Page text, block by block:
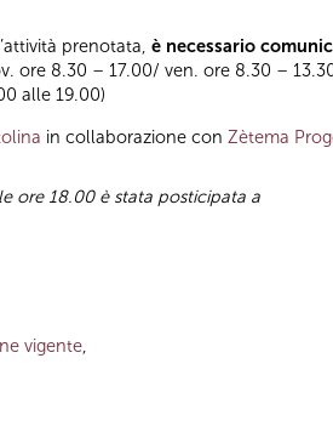
prenotata, è necessario
ore 8.30 – 17.00/ ven. ore 8.30 –
alle 19.00)
in collaborazione con Zètema
ore 18.00 è stata posticipata a
vigente,